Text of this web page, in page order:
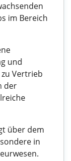
im Bereich
und
Vertrieb
der
über dem
in